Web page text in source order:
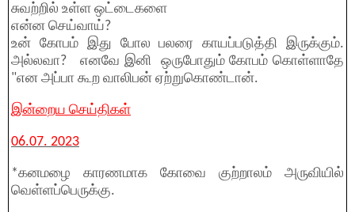
சுவற்றில் உள்ள ஒட்டைகளை
என்ன செய்வாய்?
உன் கோபம் இது போல பலரை காயப்படுத்தி இருக்கும்.
அல்லவா? எனவே இனி ஒருபோதும் கோபம் கொள்ளாதே
"என அப்பா கூற வாலிபன் ஏற்றுகொண்டான்.
இன்றைய செய்திகள்
06.07. 2023
*கனமழை காரணமாக கோவை குற்றாலம் அருவியில்
வெள்ளப்பெருக்கு.